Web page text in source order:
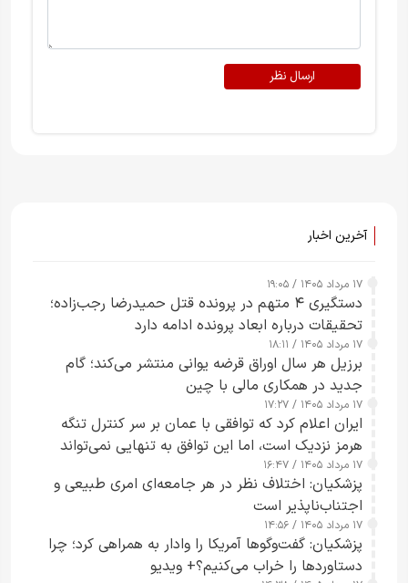
ارسال نظر
آخرین اخبار
۱۷ مرداد ۱۴۰۵ / ۱۹:۰۵
دستگیری ۴ متهم در پرونده قتل حمیدرضا رجب‌زاده؛
تحقیقات درباره ابعاد پرونده ادامه دارد
۱۷ مرداد ۱۴۰۵ / ۱۸:۱۱
برزیل هر سال اوراق قرضه یوانی منتشر می‌کند؛ گام
جدید در همکاری مالی با چین
۱۷ مرداد ۱۴۰۵ / ۱۷:۲۷
ایران اعلام کرد که توافقی با عمان بر سر کنترل تنگه
هرمز نزدیک است، اما این توافق به تنهایی نمی‌تواند
آبراه را آزاد کند
۱۷ مرداد ۱۴۰۵ / ۱۶:۴۷
پزشکیان: اختلاف نظر در هر جامعه‌ای امری طبیعی و
اجتناب‌ناپذیر است
۱۷ مرداد ۱۴۰۵ / ۱۴:۵۶
پزشکیان: گفت‌وگوها آمریکا را وادار به همراهی کرد؛ چرا
دستاوردها را خراب می‌کنیم؟+ ویدیو